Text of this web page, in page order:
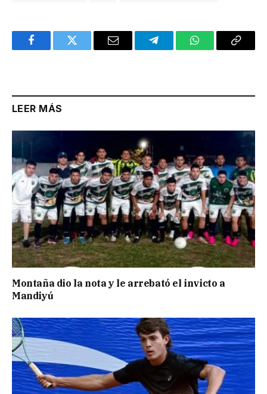
FacebookTwitter Email TelegramWhatsAppCopy
LEER MÁS
Montaña dio la nota y le arrebató el invicto a
Mandiyú